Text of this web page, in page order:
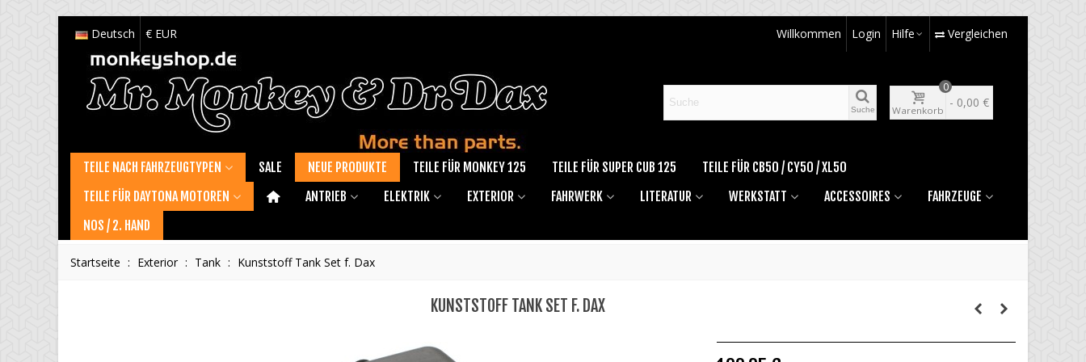
Deutsch € EUR Willkommen Login Hilfe Vergleichen
Suche Warenkorb
0
- 0,00 €
TEILE NACH FAHRZEUGTYPEN SALE NEUE PRODUKTE TEILE FÜR MONKEY 125 TEILE FÜR SUPER CUB 125
TEILE FÜR CB50 / CY50 / XL50
TEILE FÜR DAYTONA MOTOREN
ANTRIEB ELEKTRIK EXTERIOR FAHRWERK LITERATUR WERKSTATT ACCESSOIRES
FAHRZEUGE
NOS / 2. HAND
Startseite : Exterior : Tank : Kunststoff Tank Set f. Dax
KUNSTSTOFF TANK SET F. DAX